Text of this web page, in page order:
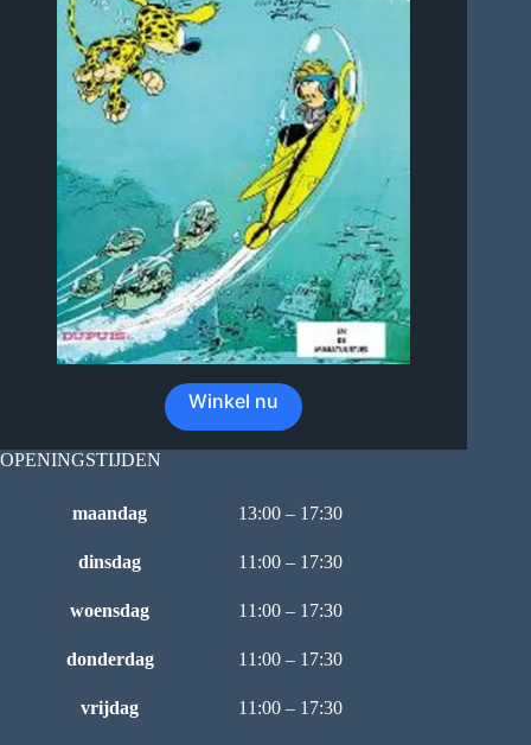
Winkel nu
OPENINGSTIJDEN
maandag 13:00 – 17:30
dinsdag 11:00 – 17:30
woensdag 11:00 – 17:30
donderdag 11:00 – 17:30
vrijdag 11:00 – 17:30